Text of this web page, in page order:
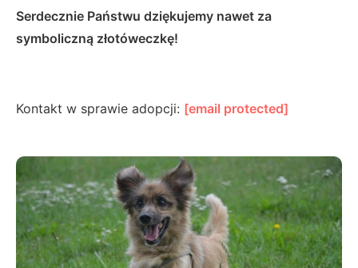
Serdecznie Państwu dziękujemy nawet za
symboliczną złotóweczkę!
Kontakt w sprawie adopcji: [email protected]